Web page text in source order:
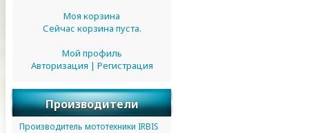
Моя корзина
Сейчас корзина пуста.
Мой профиль
Авторизация | Регистрация
Производители
Производитель мототехники IRBIS